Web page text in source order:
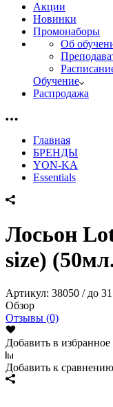
Акции
Новинки
Промонаборы
Об
Обучение
Распродажа
Главная
БРЕНДЫ
YON-KA
Essentials
Лосьон
size)
Артикул: 38050 / до
Обзор
Отзывы (0)
Добавить в избранное
Добавить к сравнению